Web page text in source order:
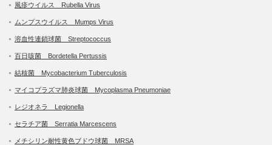
風疹ウイルス Rubella Virus
ムンプスウイルス Mumps Virus
溶血性連鎖球菌 Streptococcus
百日咳菌 Bordetella Pertussis
結核菌 Mycobacterium Tuberculosis
マイコプラズマ肺炎球菌 Mycoplasma Pneumoniae
レジオネラ Legionella
セラチア菌 Serratia Marcescens
メチシリン耐性黄色ブドウ球菌 MRSA